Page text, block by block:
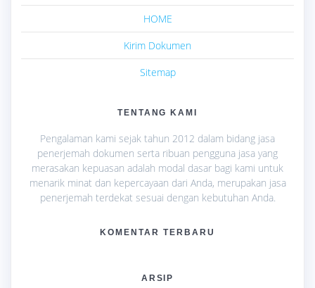
HOME
Kirim Dokumen
Sitemap
TENTANG KAMI
Pengalaman kami sejak tahun 2012 dalam bidang jasa
penerjemah dokumen serta ribuan pengguna jasa yang
merasakan kepuasan adalah modal dasar bagi kami untuk
menarik minat dan kepercayaan dari Anda, merupakan jasa
penerjemah terdekat sesuai dengan kebutuhan Anda.
KOMENTAR TERBARU
ARSIP